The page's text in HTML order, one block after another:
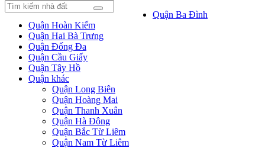
Quận Ba Đình
Quận Hoàn Kiếm
Quận Hai Bà Trưng
Quận Đống Đa
Quận Cầu Giấy
Quận Tây Hồ
Quận khác
Quận Long Biên
Quận Hoàng Mai
Quận Thanh Xuân
Quận Hà Đông
Quận Bắc Từ Liêm
Quận Nam Từ Liêm